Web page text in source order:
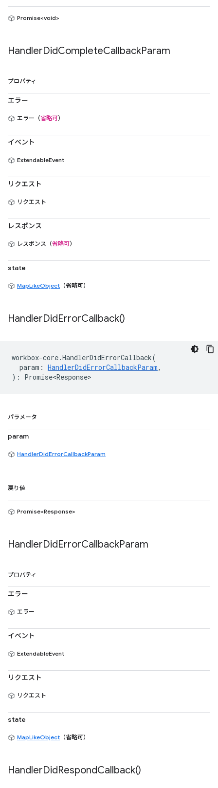
Promise<void>
HandlerDidCompleteCallbackParam
プロパティ
エラー
エラー（省略可）
イベント
ExtendableEvent
リクエスト
リクエスト
レスポンス
レスポンス（省略可）
state
MapLikeObject （省略可）
HandlerDidErrorCallback()
workbox-core.HandlerDidErrorCallback(
param : HandlerDidErrorCallbackParam,
) : Promise<Response>
パラメータ
param
HandlerDidErrorCallbackParam
戻り値
Promise<Response>
HandlerDidErrorCallbackParam
プロパティ
エラー
エラー
イベント
ExtendableEvent
リクエスト
リクエスト
state
MapLikeObject （省略可）
HandlerDidRespondCallback()